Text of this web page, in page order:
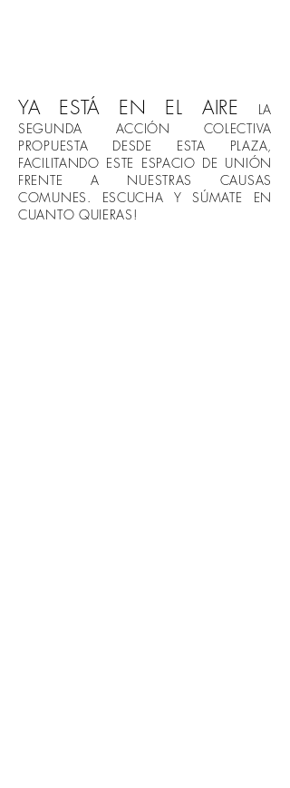
YA ESTÁ EN EL AIRE
LA
SEGUNDA ACCIÓN COLECTIVA
PROPUESTA DESDE ESTA PLAZA,
FACILITANDO ESTE ESPACIO DE UNIÓN
FRENTE A NUESTRAS CAUSAS
COMUNES. ESCUCHA Y SÚMATE EN
CUANTO QUIERAS!